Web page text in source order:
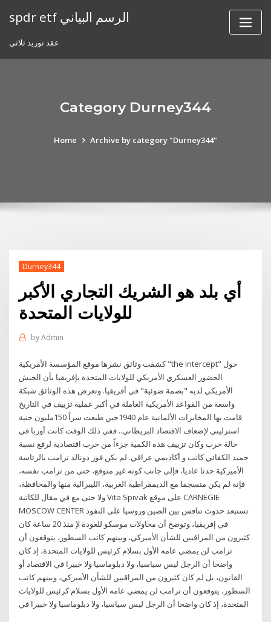
spdr etf الرسم البياني
عقد توريد ثلاثي
Category Durney344
Home Archive by category "Durney344"
Durney344
أي بلد هو الشريك التجاري الأكبر
للولايات المتحدة
byAdmin
كشفت وثائق نشرها موقع المؤسسة الأمريكية "the intercept" حول
الحضور العسكري الأمريكي للولايات المتحدة بإفريقيا بأن الجيش
الأمريكي لديه "بصمة ضوئية" في أفريقيا. وتعرض هذه الوثائق شبكة
واسعة من القواعد الأمريكية العاملة في أكبر عملية تزييف في التاريخ
قامت بها المخابرات الألمانية عام 1940حين طبعت سراً 150مليون جنية
استرليني لإضعاف الاقتصاد البريطاني.. ففي ذلك الوقت كانت أوربا في
حالة حرب وكان تزييف هذه الكمية جزءاً من حرب اقتصادية لرفع نسبة
حميد الكفائي كاتب و أكاديمي عراقي. لم يكن فوز دونالد ترامب بالرئاسة
الأميركية حدثا عاديا، فإلى جانب كونه غير متوقع، حتى من ترامب نفسه،
فإنه لم يكن منسجما مع الديمقراطية الغربية، الليبرالية منها والمحافظة،
ولا حتى مع في مقال للكاتبة Vita Spivak على موقع CARNEGIE
MOSCOW CENTER تستبعد حدوث تنافس بين الصين وروسيا على النفوذ
في إفريقيا، وتوضح أن محاولات موسكو للعودة لإ منذ 20 ساعة كان
كثيرون من المراقبين للشأن الأميركي، وبينهم كاتب السطور، يتوقعون أن
ترامب لن يمضي عامه الأول بسلام كرئيس للولايات المتحدة، إذ كان
واضحا أن الرجل ليس سياسيا، ولا دبلوماسيا ولا خبيرا في الاقتصاد أو
القانون، بل لم كان كثيرون من المراقبين للشأن الأميركي، وبينهم كاتب
السطور، يتوقعون أن ترامب لن يمضي عامه الأول بسلام كرئيس للولايات
المتحدة، إذ كان واضحا أن الرجل ليس سياسيا، ولا دبلوماسيا ولا خبيرا في